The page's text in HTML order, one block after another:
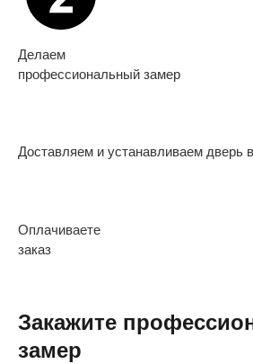
Делаем
профессиональный замер
Доставляем и устанавливаем дверь
Оплачиваете
заказ
Закажите
замер